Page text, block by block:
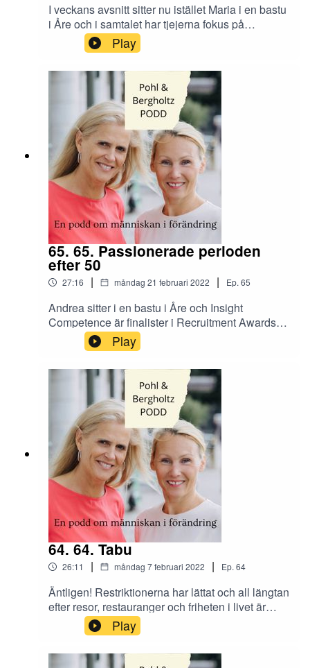
I veckans avsnitt sitter nu istället Maria i en bastu
i Åre och i samtalet har tjejerna fokus på
situationen i Ukraina. Hur bör vi förbereda oss
inför olika scenarios i Sverige? Hur drabbas
företagen och hur ska man hantera det som
arbetsgivare?
Play
65. 65. Passionerade perioden
efter 50
27:16 | måndag 21 februari 2022 | Ep. 65
Andrea sitter i en bastu i Åre och Insight
Competence är finalister i Recruitment Awards!
Hur odlar man sina intressen? Och hur är det
egentligen att jobba efter 50? Hur gör man med
återhämtningen?
Play
64. 64. Tabu
26:11 | måndag 7 februari 2022 | Ep. 64
Äntligen! Restriktionerna har lättat och all längtan
efter resor, restauranger och friheten i livet är
förbi, hoppas vi. Tjejerna pratar om tabu, vad är
okej och inte okej att säga i en arbetsintervju?
Andrea berättar om sin Covid-vistelse i New York
och om hur svårt det är som egenföretagare att
Play